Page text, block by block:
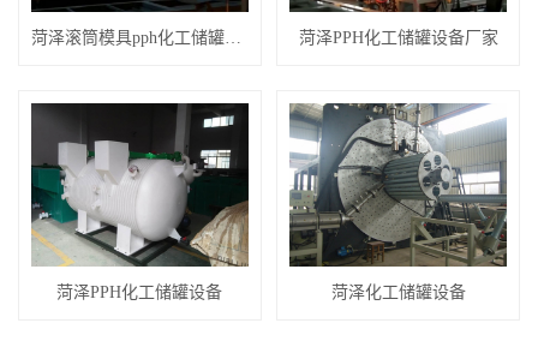
菏泽滚筒模具pph化工储罐设备 菏泽PPH化工储罐设备厂家
菏泽PPH化工储罐设备 菏泽化工储罐设备